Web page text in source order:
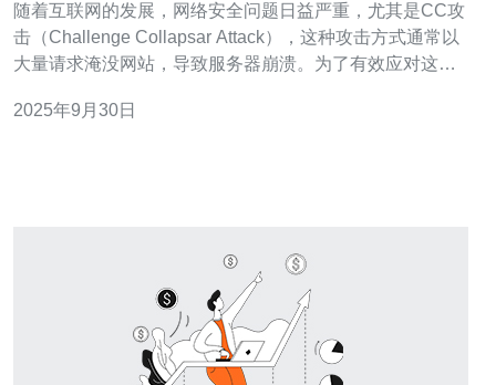
随着互联网的发展，网络安全问题日益严重，尤其是CC攻
击（Challenge Collapsar Attack），这种攻击方式通常以
大量请求淹没网站，导致服务器崩溃。为了有效应对这种
些适合抵御CC攻击的香港高防服务器，帮助用户在面对网
2025年9月30日